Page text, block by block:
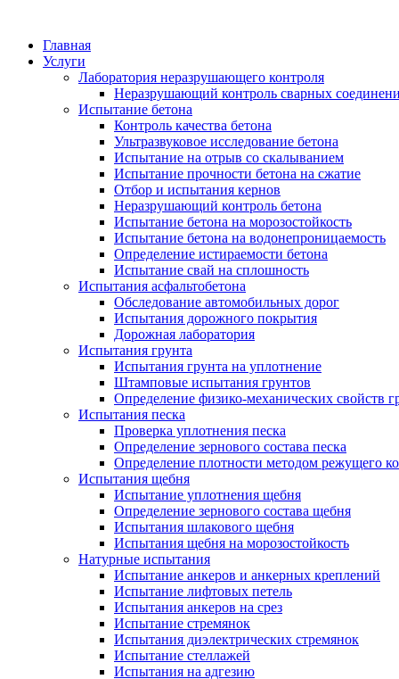
Главная
Услуги
Лаборатория неразрушающего контроля
Неразрушающий контроль сварных
Испытание бетона
Контроль качества бетона
Ультразвуковое исследование бетона
Испытание на отрыв со скалыванием
Испытание прочности бетона на сжатие
Отбор и испытания кернов
Неразрушающий контроль бетона
Испытание бетона на морозостойкость
Испытание бетона на водонепроницаемость
Определение истираемости бетона
Испытание свай на сплошность
Испытания асфальтобетона
Обследование автомобильных дорог
Испытания дорожного покрытия
Дорожная лаборатория
Испытания грунта
Испытания грунта на уплотнение
Штамповые испытания грунтов
Определение физико-механических свойств
Испытания песка
Проверка уплотнения песка
Определение зернового состава песка
Определение плотности методом режущего
Испытания щебня
Испытание уплотнения щебня
Определение зернового состава щебня
Испытания шлакового щебня
Испытания щебня на морозостойкость
Натурные испытания
Испытание анкеров и анкерных креплений
Испытание лифтовых петель
Испытания анкеров на срез
Испытание стремянок
Испытания диэлектрических стремянок
Испытание стеллажей
Испытания на адгезию